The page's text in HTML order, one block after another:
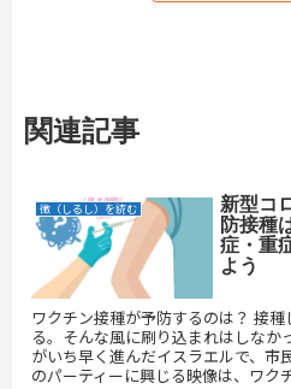
関連記事
徴（しるし）を読む
新型コ
防接種
症・重
よう
ワクチン接種が予防するのは？ 接
る。そんな風に刷り込まれはしなか
がいち早く進んだイスラエルで、市
のパーティーに興じる映像は、ワク